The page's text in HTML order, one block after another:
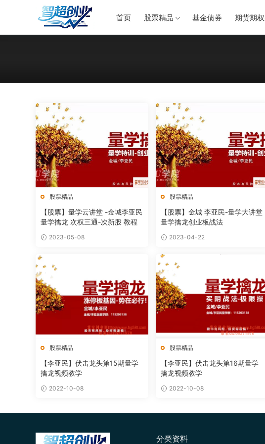
首页 股票精品 基金债券 期货期
股票精品
【股票】量学云讲堂 -金城李亚民
量学擒龙 次权三通-次新股 教程
2023-05-08
股票精品
【股票】金城 李亚民-量学大讲堂
量学擒龙创业板战法
2023-04-22
股票精品
【李亚民】伏击龙头第15期量学
擒龙视频教学
2022-10-08
股票精品
【李亚民】伏击龙头第16期量学
擒龙视频教学
2022-10-08
分类资料